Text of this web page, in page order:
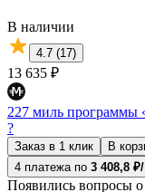
В наличии
4.7 (17)
13 635 ₽
227 миль программы
?
Заказ в 1 клик
В
4 платежа по 3 408,8
Появились вопросы о